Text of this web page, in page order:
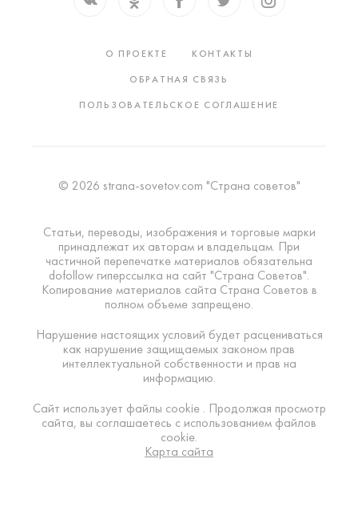
О ПРОЕКТЕ
КОНТАКТЫ
ОБРАТНАЯ СВЯЗЬ
ПОЛЬЗОВАТЕЛЬСКОЕ СОГЛАШЕНИЕ
© 2026 strana-sovetov.com "Страна советов"
Статьи, переводы, изображения и торговые марки
принадлежат их авторам и владельцам. При
частичной перепечатке материалов обязательна
dofollow гиперссылка на сайт "Страна Советов".
Копирование материалов сайта Страна Советов в
полном объеме запрещено.
Нарушение настоящих условий будет расцениваться
как нарушение защищаемых законом прав
интеллектуальной собственности и прав на
информацию.
Сайт использует файлы cookie . Продолжая просмотр
сайта, вы соглашаетесь с использованием файлов
cookie.
Карта сайта